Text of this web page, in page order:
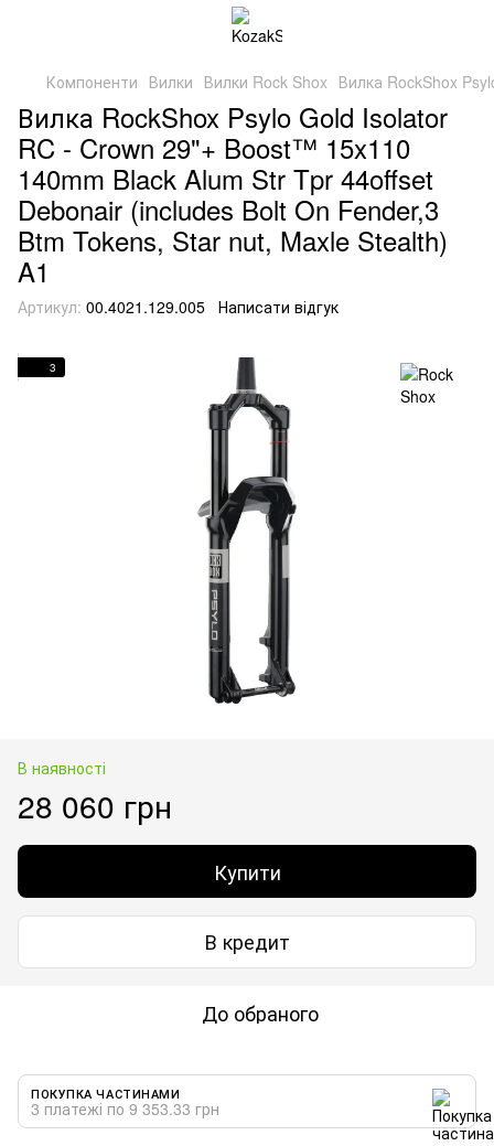
Компоненти Вилки Вилки Rock Shox Вилка RockShox
Вилка RockShox Psylo Gold Isolator
RC - Crown 29"+ Boost™ 15x110
140mm Black Alum Str Tpr 44offset
Debonair (includes Bolt On Fender,3
Btm Tokens, Star nut, Maxle Stealth)
A1
Артикул: 00.4021.129.005 Написати відгук
3
В наявності
28 060 грн
Купити
В кредит
До обраного
ПОКУПКА ЧАСТИНАМИ
3 платежі по 9 353.33 грн